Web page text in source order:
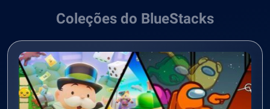
Coleções do BlueStacks